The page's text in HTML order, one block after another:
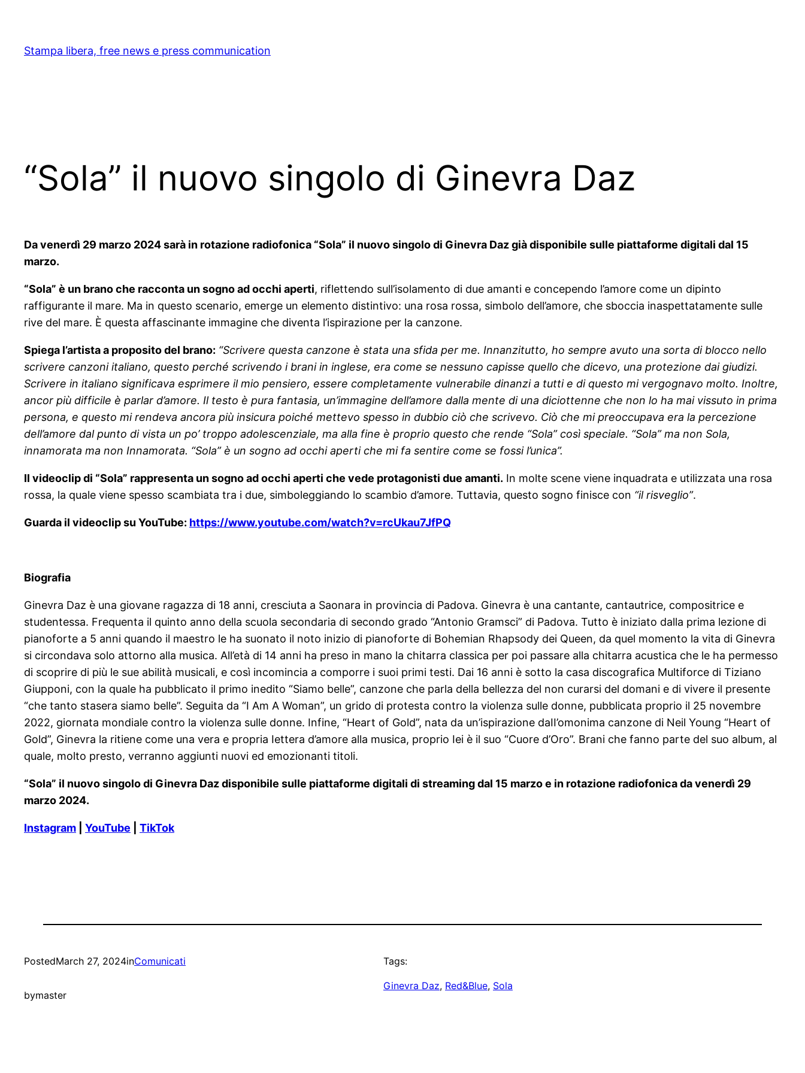
content
Stampa libera, free news e press communication
“Sola” il nuovo singolo di Ginevra Daz
Da venerdì 29 marzo 2024 sarà in rotazione radiofonica “Sola” il nuovo singolo di Ginevra Daz già disponibile sulle piattaforme digitali dal 15
marzo.
“Sola” è un brano che racconta un sogno ad occhi aperti, riflettendo sull’isolamento di due amanti e concependo l’amore come un dipinto
raffigurante il mare. Ma in questo scenario, emerge un elemento distintivo: una rosa rossa, simbolo dell’amore, che sboccia inaspettatamente sulle
rive del mare. È questa affascinante immagine che diventa l’ispirazione per la canzone.
Spiega l’artista a proposito del brano: “Scrivere questa canzone è stata una sfida per me. Innanzitutto, ho sempre avuto una sorta di blocco nello
scrivere canzoni italiano, questo perché scrivendo i brani in inglese, era come se nessuno capisse quello che dicevo, una protezione dai giudizi.
Scrivere in italiano significava esprimere il mio pensiero, essere completamente vulnerabile dinanzi a tutti e di questo mi vergognavo molto. Inoltre,
ancor più difficile è parlar d’amore. Il testo è pura fantasia, un’immagine dell’amore dalla mente di una diciottenne che non lo ha mai vissuto in prima
persona, e questo mi rendeva ancora più insicura poiché mettevo spesso in dubbio ciò che scrivevo. Ciò che mi preoccupava era la percezione
dell’amore dal punto di vista un po’ troppo adolescenziale, ma alla fine è proprio questo che rende “Sola” così speciale. “Sola” ma non Sola,
innamorata ma non Innamorata. “Sola” è un sogno ad occhi aperti che mi fa sentire come se fossi l’unica”.
Il videoclip di “Sola” rappresenta un sogno ad occhi aperti che vede protagonisti due amanti. In molte scene viene inquadrata e utilizzata una rosa
rossa, la quale viene spesso scambiata tra i due, simboleggiando lo scambio d’amore. Tuttavia, questo sogno finisce con “il risveglio”.
Guarda il videoclip su YouTube: https://www.youtube.com/watch?v=rcUkau7JfPQ
Biografia
Ginevra Daz è una giovane ragazza di 18 anni, cresciuta a Saonara in provincia di Padova. Ginevra è una cantante, cantautrice, compositrice e
studentessa. Frequenta il quinto anno della scuola secondaria di secondo grado “Antonio Gramsci” di Padova. Tutto è iniziato dalla prima lezione di
pianoforte a 5 anni quando il maestro le ha suonato il noto inizio di pianoforte di Bohemian Rhapsody dei Queen, da quel momento la vita di Ginevra
si circondava solo attorno alla musica. All’età di 14 anni ha preso in mano la chitarra classica per poi passare alla chitarra acustica che le ha permesso
di scoprire di più le sue abilità musicali, e così incomincia a comporre i suoi primi testi. Dai 16 anni è sotto la casa discografica Multiforce di Tiziano
Giupponi, con la quale ha pubblicato il primo inedito “Siamo belle”, canzone che parla della bellezza del non curarsi del domani e di vivere il presente
“che tanto stasera siamo belle”. Seguita da “I Am A Woman”, un grido di protesta contro la violenza sulle donne, pubblicata proprio il 25 novembre
2022, giornata mondiale contro la violenza sulle donne. Infine, “Heart of Gold”, nata da un’ispirazione daII’omonima canzone di Neil Young “Heart of
Gold”, Ginevra la ritiene come una vera e propria Iettera d’amore alla musica, proprio Iei è il suo “Cuore d’Oro”. Brani che fanno parte del suo album, al
quale, molto presto, verranno aggiunti nuovi ed emozionanti titoli.
“Sola” il nuovo singolo di Ginevra Daz disponibile sulle piattaforme digitali di streaming dal 15 marzo e in rotazione radiofonica da venerdì 29
marzo 2024.
Instagram YouTube TikTok
PostedMarch 27, 2024inComunicati
bymaster
Tags:
Ginevra Daz, Red&Blue, Sola